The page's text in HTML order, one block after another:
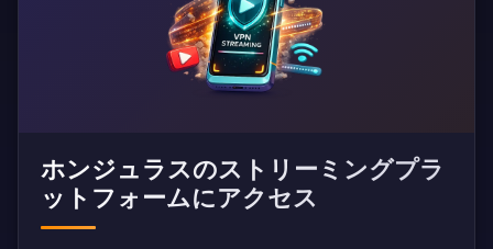
ホンジュラスのストリーミングプラ
ットフォームにアクセス